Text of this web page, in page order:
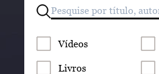
Vídeos
Livros